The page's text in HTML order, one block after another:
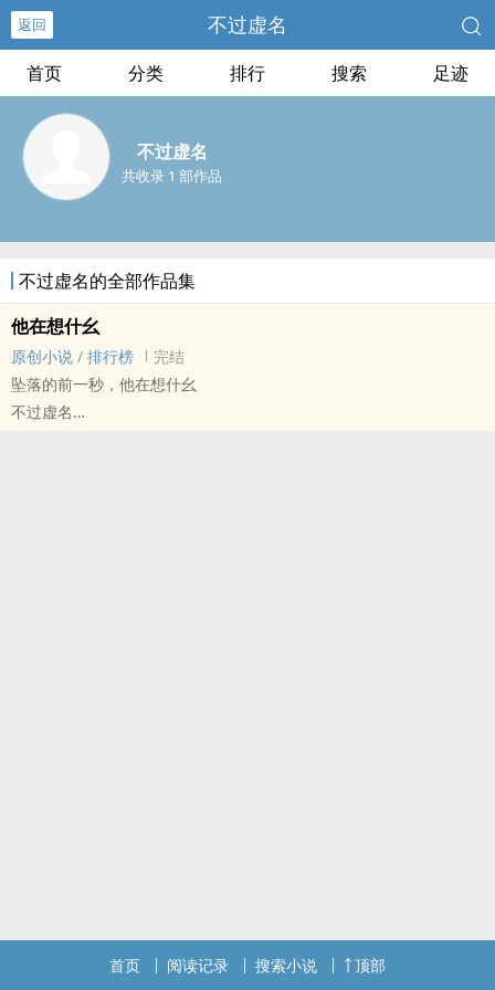
返回 不过虚名
首页 分类 排行 搜索 足迹
不过虚名
共收录 1 部作品
不过虚名的全部作品集
他在想什幺
原创小说 / 排行榜
完结
坠落的前一秒，他在想什幺
不过虚名
首页 阅读记录 搜索小说 顶部